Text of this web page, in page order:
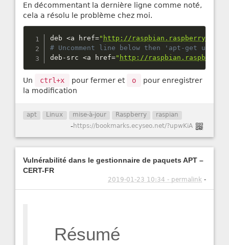
En décommentant la dernière ligne comme noté,
cela a résolu le problème chez moi.
deb <a href=" http://
deb - src <a href=" http://
Un ctrl+x pour fermer et o
pour enregistrer
la modification
apt Linux mise-à-jour Raspberry raspian
-https://bookmarks.ecyseo.net/?upwKiA
Vulnérabilité dans le gestionnaire de paquets APT –
CERT-FR
2019-01-23 10:34 - permalink -
Résumé